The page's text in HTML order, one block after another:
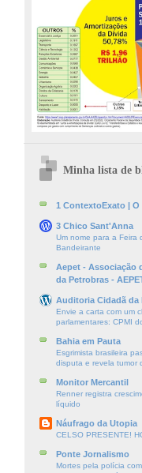
Minha lista de
1 ContextoExato |
3 Chico Sant'Anna
Um nome para a Feira
Bandeirante
Aepet - Associação
da Petrobras -
Auditoria Cidadã da
Envie a carta com um
parlamentares: CPMI
Bahia em Pauta
Esgrimista brasileira
disputa e revela tumor
Monitor Mercantil
Renner registra
líquido
Náufrago da Utopia
CELSO PRESENTE!
Ponte Jornalismo
Mortes pela polícia